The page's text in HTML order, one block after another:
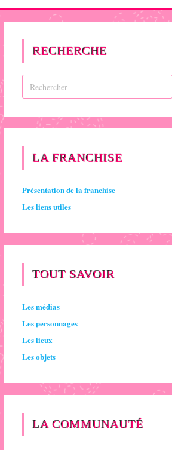
RECHERCHE
LA FRANCHISE
Présentation de la franchise
Les liens utiles
TOUT SAVOIR
Les médias
Les personnages
Les lieux
Les objets
LA COMMUNAUTÉ